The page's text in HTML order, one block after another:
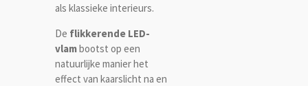
als klassieke interieurs.
De flikkerende LED-
vlambootst op een
natuurlijke manier het
effect van kaarslicht na en